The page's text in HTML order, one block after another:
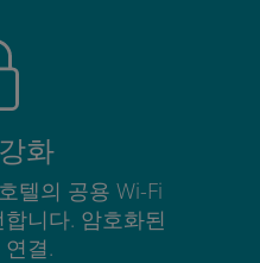
화
텔의 공용 Wi-Fi
니다. 암호화된
결.